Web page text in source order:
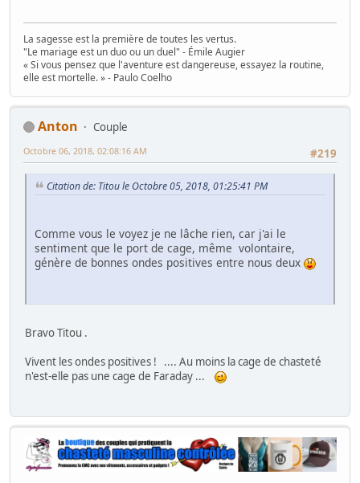
La sagesse est la première de toutes les vertus.
"Le mariage est un duo ou un duel" - Émile Augier
« Si vous pensez que l'aventure est dangereuse, essayez la routine,
elle est mortelle. » - Paulo Coelho
Anton
Couple
#219
Octobre 06, 2018, 02:08:16 AM
Citation de: Titou le Octobre 05, 2018, 01:25:41 PM
Comme vous le voyez je ne lâche rien, car j'ai le
sentiment que le port de cage, même volontaire,
génère de bonnes ondes positives entre nous deux
Bravo Titou .
Vivent les ondes positives ! .... Au moins la cage de chasteté
n'est-elle pas une cage de Faraday ...